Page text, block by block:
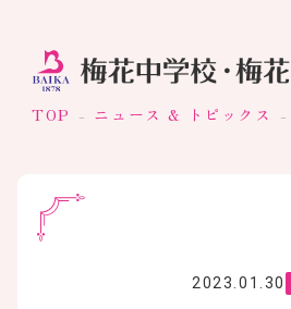
TOP ニュース & トピックス
2023.01.30